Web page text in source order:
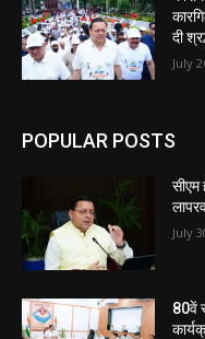
दी
July
POPULAR POSTS
July
80वें